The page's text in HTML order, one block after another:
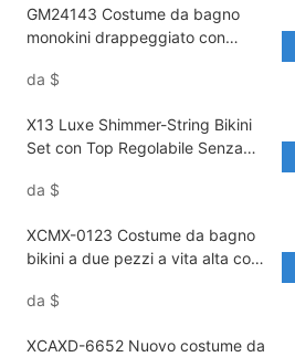
GM24143 Costume da bagno
monokini drappeggiato con
unita, realizzato in nylon/spandex
da $
X13 Luxe Shimmer-String Bikini
Set con Top Regolabile Senza
Sgambato con Stampa Metallica
da $
XCMX-0123 Costume da bagno
bikini a due pezzi a vita alta con
da $
XCAXD-6652 Nuovo costume da